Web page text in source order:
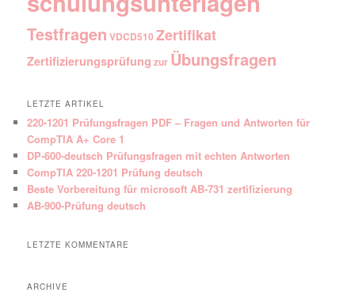
Testfragen VDCD510 Zertifikat
Zertifizierungsprüfung zur Übungsfragen
LETZTE ARTIKEL
220-1201 Prüfungsfragen PDF – Fragen und Antworten für
CompTIA A+ Core 1
DP-600-deutsch Prüfungsfragen mit echten Antworten
CompTIA 220-1201 Prüfung deutsch
Beste Vorbereitung für microsoft AB-731 zertifizierung
AB-900-Prüfung deutsch
LETZTE KOMMENTARE
ARCHIVE